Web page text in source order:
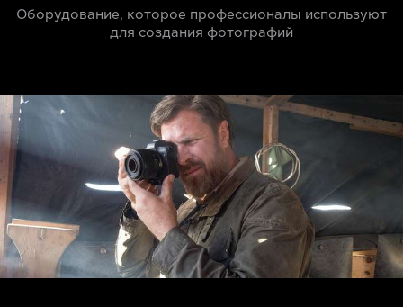
Оборудование, которое профессионалы используют
для создания фотографий